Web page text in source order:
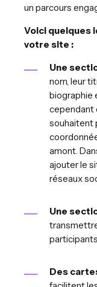
un parcours
Voici quelques
votre site :
Une
nom, leur
biographie
cependant
souhaitent
amont.
ajouter le
réseaux
Une
Des